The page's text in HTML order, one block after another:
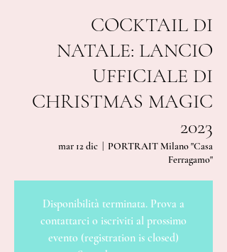
COCKTAIL DI
NATALE: LANCIO
UFFICIALE DI
CHRISTMAS MAGIC
2023
mar 12 dic
PORTRAIT Milano "Casa
Ferragamo"
Disponibilità terminata. Prova a
contattarci o iscriviti al prossimo
evento (registration is closed)